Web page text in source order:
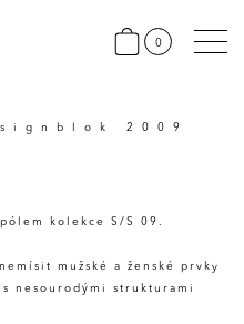
0
2009
kolekce S/S 09.
mužské a ženské prvky
nesourodými strukturami